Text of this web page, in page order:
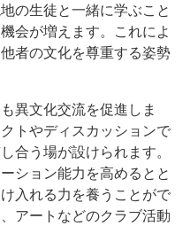
の生徒と一緒に学ぶこと
会が増えます。これによ
者の文化を尊重する姿勢
異文化交流を促進しま
トやディスカッションで
合う場が設けられます。
ション能力を高めるとと
入れる力を養うことがで
アートなどのクラブ活動